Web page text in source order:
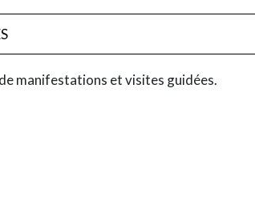
manifestations et visites guidées.